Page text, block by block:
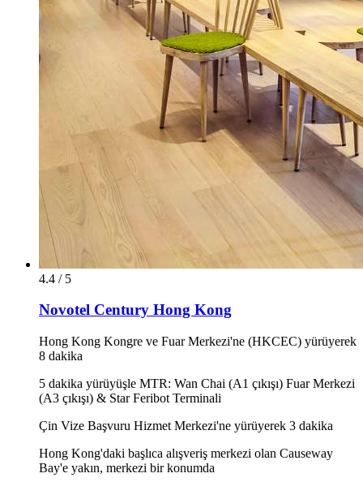
4.4 / 5
Novotel Century Hong Kong
Hong Kong Kongre ve Fuar Merkezi'ne (HKCEC) yürüyerek
8 dakika
5 dakika yürüyüşle MTR: Wan Chai (A1 çıkışı) Fuar Merkezi
(A3 çıkışı) & Star Feribot Terminali
Çin Vize Başvuru Hizmet Merkezi'ne yürüyerek 3 dakika
Hong Kong'daki başlıca alışveriş merkezi olan Causeway
Bay'e yakın, merkezi bir konumda